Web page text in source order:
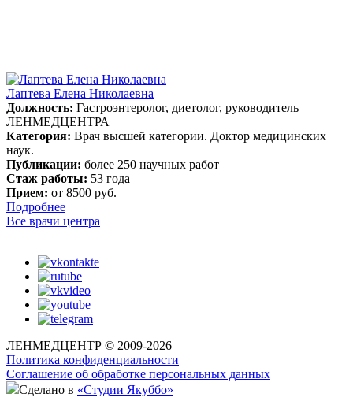
Лаптева Елена Николаевна
Должность: Гастроэнтеролог, диетолог, руководитель
ЛЕНМЕДЦЕНТРА
Категория: Врач высшей категории. Доктор медицинских
наук.
Публикации: более 250 научных работ
Стаж работы: 53 года
Прием: от 8500 руб.
Подробнее
Все врачи центра
ЛЕНМЕДЦЕНТР © 2009-2026
Политика конфиденциальности
Соглашение об обработке персональных данных
Сделано в «Студии Якуббо»